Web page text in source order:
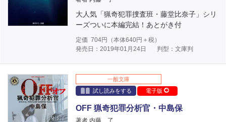
大人気「猟奇犯罪捜査班・藤堂比奈子」シリ
ーズついに本編完結！あとがき付
定価 704円（本体640円＋税）
発売日：2019年01月24日
判型：文庫判
一般文庫
試し読みをする
電子版
OFF 猟奇犯罪分析官・中島保
著者 内藤 了